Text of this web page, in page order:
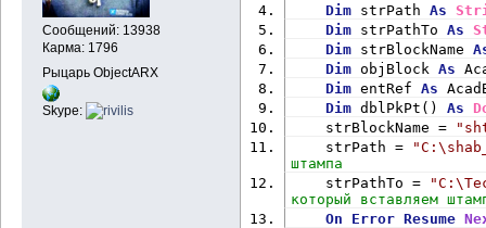
Сообщений: 13938
Карма: 1796
Рыцарь ObjectARX
Skype:
Dim strPath As
Dim strPathTo As
Dim strBlockName
Dim objBlock As
Dim entRef As
Dim dblPkPt() As
strBlockName =
strPath =
штампа
strPathTo =
который вставляем
On
Error Resume